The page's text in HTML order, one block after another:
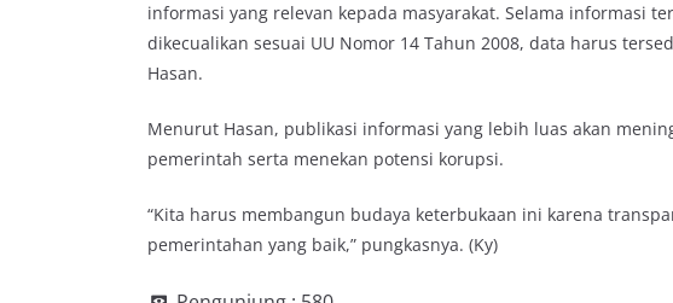
informasi yang relevan kepada masyarakat. Selama informasi
dikecualikan sesuai UU Nomor 14 Tahun 2008, data harus
Hasan.
Menurut Hasan, publikasi informasi yang lebih luas akan
pemerintah serta menekan potensi korupsi.
“Kita harus membangun budaya keterbukaan ini karena
pemerintahan yang baik,” pungkasnya. (Ky)